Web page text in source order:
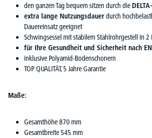
den ganzen Tag bequem sitzen durch die
extra lange Nutzungsdauerdurch
Dauereinsatz geeignet
Schwingsessel mit stabilem Stahlrohrgestell in
für Ihre Gesundheit und Sicherheit nach
inklusive Polyamid-Bodenschonern
TOP QUALITÄT, 5 Jahre Garantie
Maße:
Gesamthöhe 870 mm
Gesamtbreite 545 mm